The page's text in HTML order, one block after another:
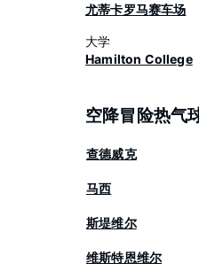
尤蒂卡罗马赛车场
大学
Hamilton College
空降冒险热气
查德威克
马西
斯堤维尔
维斯特恩维尔